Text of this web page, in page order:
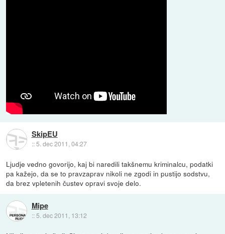
SkipEU
::5. dec 2011, 04:27
Ljudje vedno govorijo, kaj bi naredili takšnemu kriminalcu, podatki
pa kažejo, da se to pravzaprav nikoli ne zgodi in pustijo sodstvu,
da brez vpletenih čustev opravi svoje delo.
Mipe
:: 5. dec 2011, 13:12